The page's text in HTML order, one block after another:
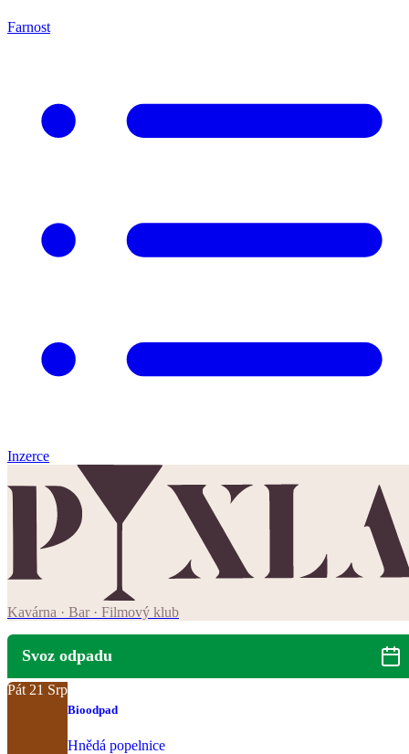
Farnost
Inzerce
Kavárna · Bar · Filmový klub
Svoz odpadu
Pát 21 Srp
Bioodpad
Hnědá popelnice